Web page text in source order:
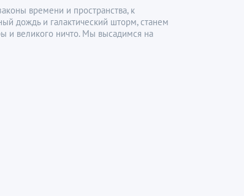
времени и пространства, к
дождь и галактический шторм, станем
и великого ничто. Мы высадимся на